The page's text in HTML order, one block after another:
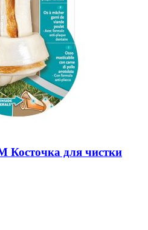
Косточка для чистки